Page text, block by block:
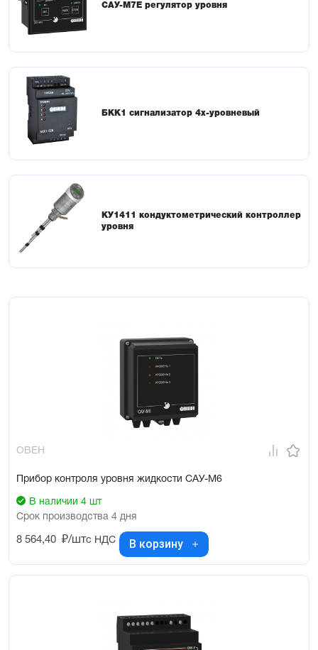
САУ-М7Е регулятор уровня
БКК1 сигнализатор 4х-уровневый
КУ1411 кондуктометрический контроллер
уровня
ОВЕН
Прибор контроля уровня жидкости САУ-М6
В наличии 4 шт
Срок производства 4 дня
8 564,40 ₽/штс НДС В корзину